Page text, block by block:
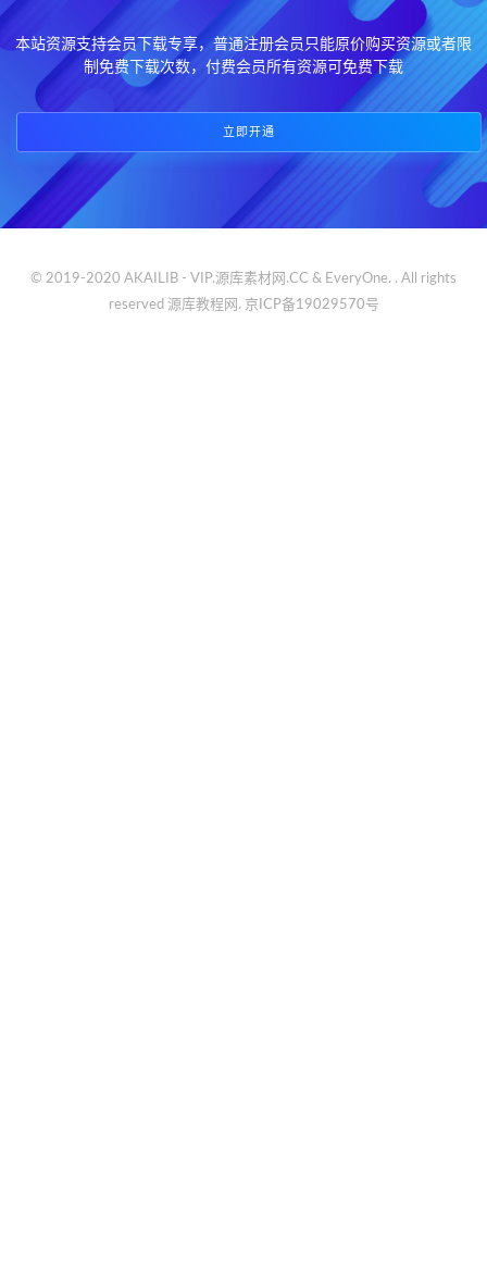
本站资源支持会员下载专享，普通注册会员只能原价购买资源或者限
制免费下载次数，付费会员所有资源可免费下载
立即开通
© 2019-2020 AKAILIB - VIP.源库素材网.CC & EveryOne. . All rights
reserved 源库教程网. 京ICP备19029570号